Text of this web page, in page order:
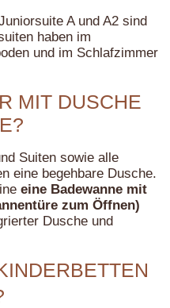
A und A2 sind
haben im
und im Schlafzimmer
MIT DUSCHE
Suiten sowie alle
eine begehbare Dusche.
eine Badewanne mit
zum Öffnen)
Dusche und